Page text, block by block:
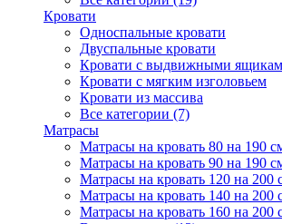
Кровати
Односпальные кровати
Двуспальные кровати
Кровати с выдвижными
Кровати с мягким изголовьем
Кровати из массива
Все категории (7)
Матрасы
Матрасы на кровать 80 на 190
Матрасы на кровать 90 на 190
Матрасы на кровать 120 на 200
Матрасы на кровать 140 на 200
Матрасы на кровать 160 на 200